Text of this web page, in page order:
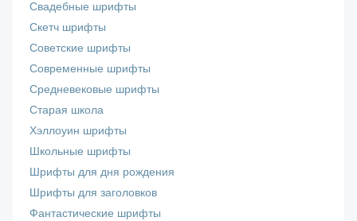
Свадебные шрифты
Скетч шрифты
Советские шрифты
Современные шрифты
Средневековые шрифты
Старая школа
Хэллоуин шрифты
Школьные шрифты
Шрифты для дня рождения
Шрифты для заголовков
Фантастические шрифты